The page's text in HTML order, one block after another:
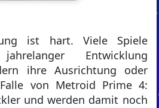
ist hart. Viele Spiele
Entwicklung
ihre Ausrichtung oder
von Metroid Prime 4:
und werden damit noch